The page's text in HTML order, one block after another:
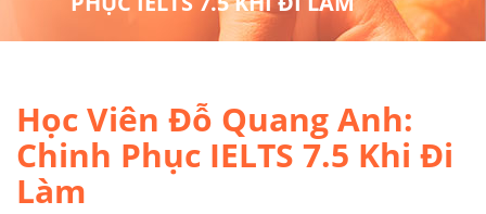
Học Viên Đỗ Quang Anh:
Chinh Phục IELTS 7.5 Khi Đi
Làm